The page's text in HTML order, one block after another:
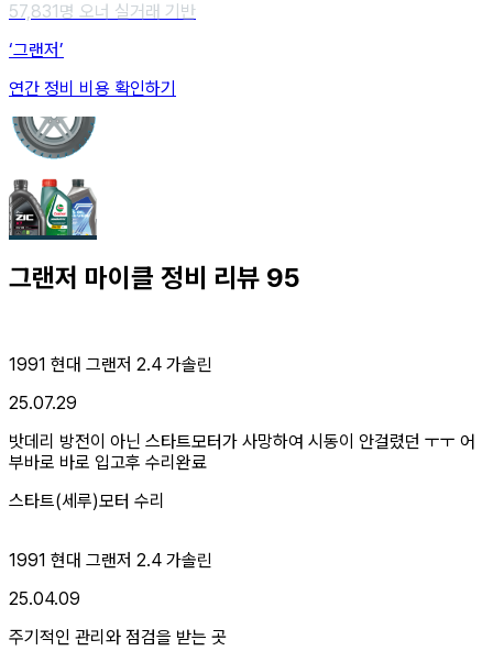
57,831명 오너 실거래 기반
‘그랜저’
연간 정비 비용 확인하기
그랜저 마이클 정비 리뷰 95
1991 현대 그랜저 2.4 가솔린
25.07.29
밧데리 방전이 아닌 스타트모터가 사망하여 시동이 안걸렸던 ㅜㅜ 어
부바로 바로 입고후 수리완료
스타트(세루)모터 수리
1991 현대 그랜저 2.4 가솔린
25.04.09
주기적인 관리와 점검을 받는 곳